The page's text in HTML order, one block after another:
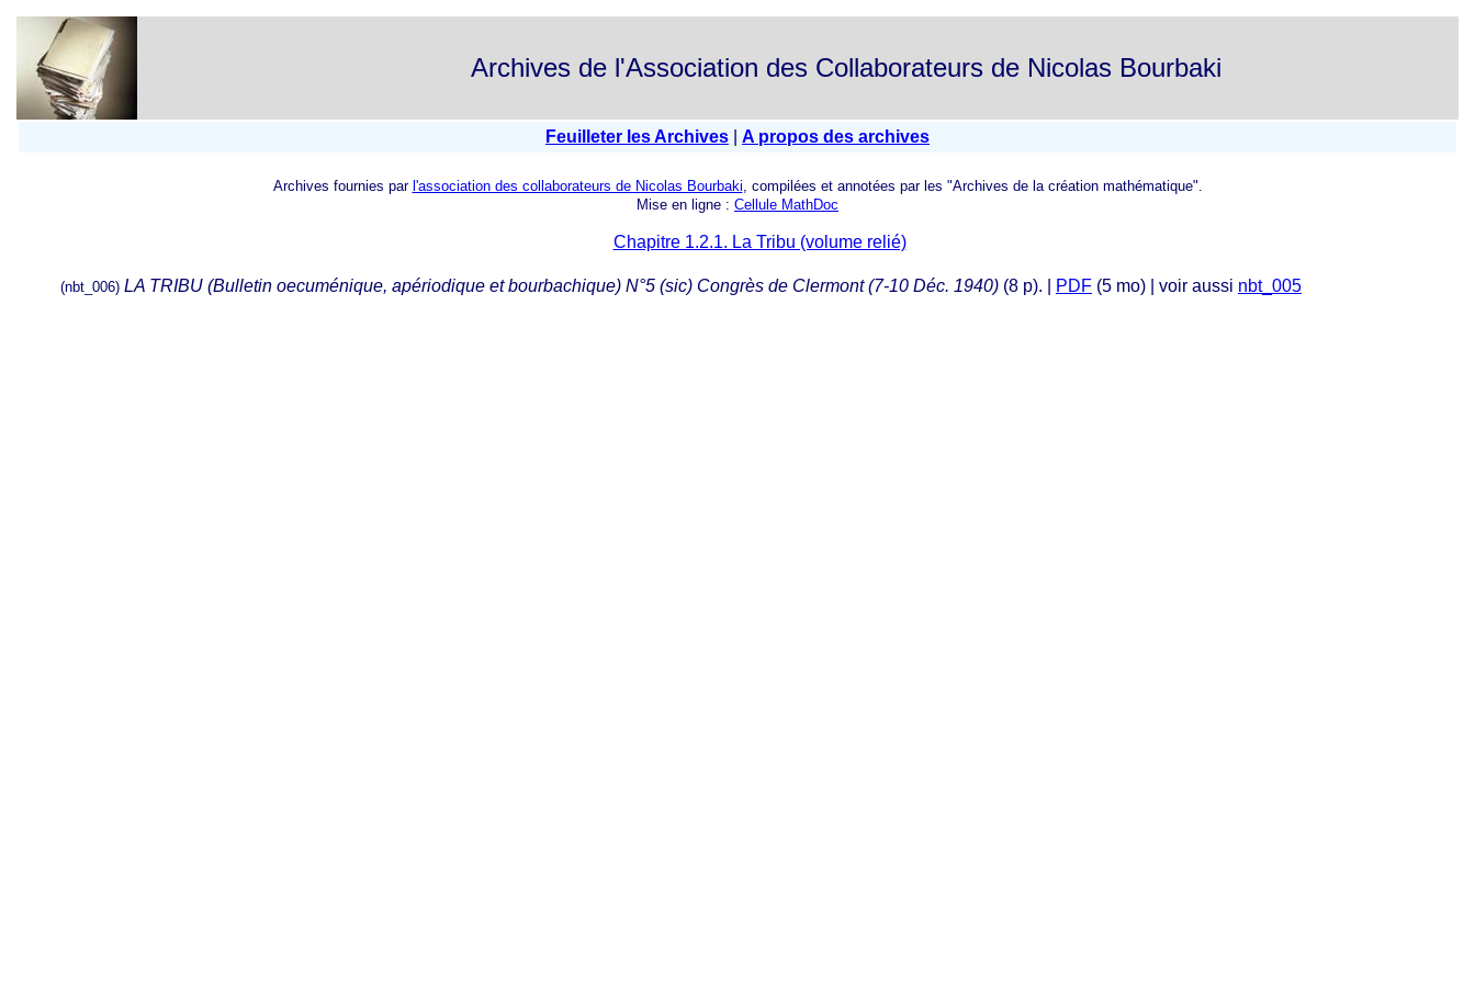
Archives de l'Association des Collaborateurs de Nicolas Bourbaki
Feuilleter les Archives A propos des archives
Archives fournies par l'association des collaborateurs de Nicolas Bourbaki, compilées et annotées par les "Archives de la création mathématique".
Mise en ligne : Cellule MathDoc
Chapitre 1.2.1. La Tribu (volume relié)
(nbt_006) LA TRIBU (Bulletin oecuménique, apériodique et bourbachique) N°5 (sic) Congrès de Clermont (7-10 Déc. 1940) (8 p). | PDF (5 mo) | voir aussi nbt_005